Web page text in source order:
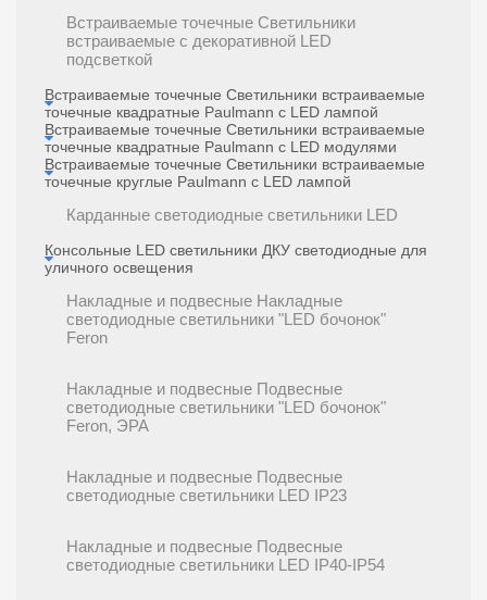
Встраиваемые точечные Светильники
встраиваемые c декоративной LED
подсветкой
Встраиваемые точечные Светильники встраиваемые
точечные квадратные Paulmann с LED лампой
Встраиваемые точечные Светильники встраиваемые
точечные квадратные Paulmann с LED модулями
Встраиваемые точечные Светильники встраиваемые
точечные круглые Paulmann с LED лампой
Карданные светодиодные светильники LED
Консольные LED светильники ДКУ светодиодные для
уличного освещения
Накладные и подвесные Накладные
светодиодные светильники "LED бочонок"
Feron
Накладные и подвесные Подвесные
светодиодные светильники "LED бочонок"
Feron, ЭРА
Накладные и подвесные Подвесные
светодиодные светильники LED IP23
Накладные и подвесные Подвесные
светодиодные светильники LED IP40-IP54